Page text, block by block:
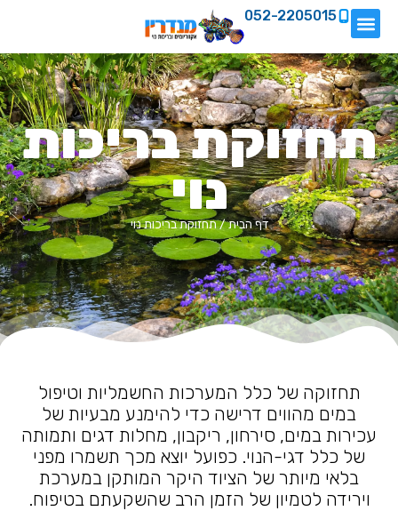
052-2205015
תחזוקת בריכות
נוי
דף הבית/תחזוקת בריכות נוי
תחזוקה של כלל המערכות החשמליות וטיפול
במים מהווים דרישה כדי להימנע מבעיות של
עכירות במים, סירחון, ריקבון, מחלות דגים ותמותה
של כלל דגי-הנוי. כפועל יוצא מכך תשמרו מפני
בלאי מיותר של הציוד היקר המותקן במערכת
וירידה לטמיון של הזמן הרב שהשקעתם בטיפוח.